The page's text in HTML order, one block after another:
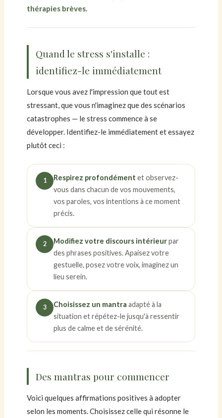
thérapies brèves.
Quand le stress s'installe :
identifiez-le immédiatement
Lorsque vous avez l'impression que tout est
stressant, que vous n'imaginez que des scénarios
catastrophes — le stress commence à se
développer. Identifiez-le immédiatement et essayez
plutôt ceci :
1 Respirez profondément et observez-
vous dans chacun de vos mouvements,
vos paroles, vos intentions à ce moment
précis.
2 Modifiez votre discours intérieurpar
des phrases positives. Apaisez votre
gestuelle, posez votre voix, imaginez un
lieu serein.
3 Choisissez un mantra adapté à la
situation et répétez-le jusqu'à ressentir
plus de calme et de sérénité.
Des mantras pour commencer
Voici quelques affirmations positives à adopter
selon les moments. Choisissez celle qui résonne le